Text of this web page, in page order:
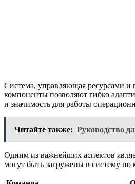
Система, управляющая ресурсами
компоненты позволяют гибко
и значимость для работы
Читайте также: Руководство
Одним из важнейших аспектов
могут быть загружены в систему по